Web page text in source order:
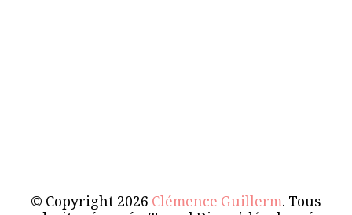
© Copyright 2026 Clémence Guillerm. Tous